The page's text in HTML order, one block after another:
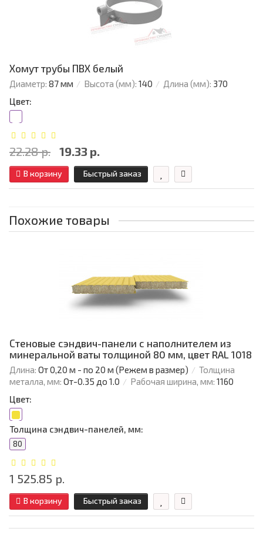
Хомут трубы ПВХ белый
Диаметр: 87 мм Высота (мм): 140 Длина (мм): 370
Цвет:
22.28 р. 19.33 р.
В корзину Быстрый заказ
Похожие товары
Стеновые сэндвич-панели с наполнителем из
минеральной ваты толщиной 80 мм, цвет RAL 1018
Длина: От 0,20 м - по 20 м (Режем в размер)
Толщина
металла, мм: От-0.35 до 1.0 Рабочая ширина, мм: 1160
Цвет:
Толщина сэндвич-панелей, мм:
80
1 525.85 р.
В корзину Быстрый заказ